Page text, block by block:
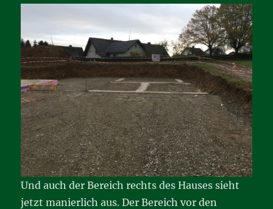
Und auch der Bereich rechts des Hauses sieht
jetzt manierlich aus. Der Bereich vor den